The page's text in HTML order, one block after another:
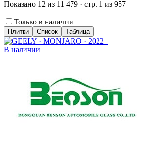
Показано 12 из 11 479 · стр. 1 из 957
Только в наличии
Плитки Список Таблица
В наличии